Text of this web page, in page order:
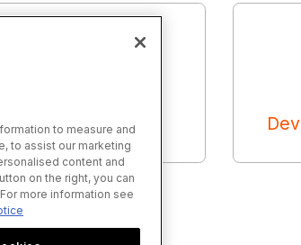
(iOS)
to measure and
to assist our marketing
content and
on the right, you can
more information see